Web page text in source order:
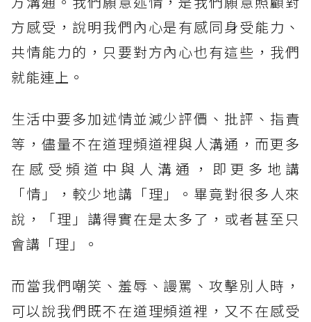
方感受，說明我們內心是有感同身受能力、
共情能力的，只要對方內心也有這些，我們
就能連上。
生活中要多加述情並減少評價、批評、指責
等，儘量不在道理頻道裡與人溝通，而更多
在感受頻道中與人溝通，即更多地講
「情」，較少地講「理」。畢竟對很多人來
說，「理」講得實在是太多了，或者甚至只
會講「理」。
而當我們嘲笑、羞辱、謾罵、攻擊別人時，
可以說我們既不在道理頻道裡，又不在感受